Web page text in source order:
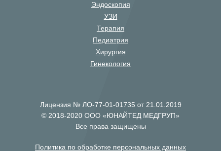
Эндоскопия
УЗИ
Терапия
Педиатрия
Хирургия
Гинекология
Лицензия № ЛО-77-01-01735 от 21.01.2019
© 2018-2020 ООО «ЮНАЙТЕД МЕДГРУП»
Все права защищены
Политика по обработке персональных данных